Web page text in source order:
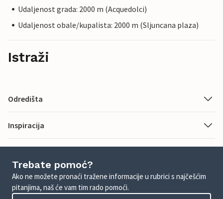
Udaljenost grada: 2000 m (Acquedolci)
Udaljenost obale/kupalista: 2000 m (Sljuncana plaza)
Istraži
Odredišta
Inspiracija
Trebate pomoć?
Ako ne možete pronaći tražene informacije u rubrici s najčešćim
pitanjima, naš će vam tim rado pomoći.